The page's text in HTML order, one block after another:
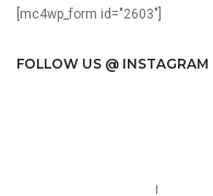
[mc4wp_form id="2603"]
FOLLOW US @ INSTAGRAM